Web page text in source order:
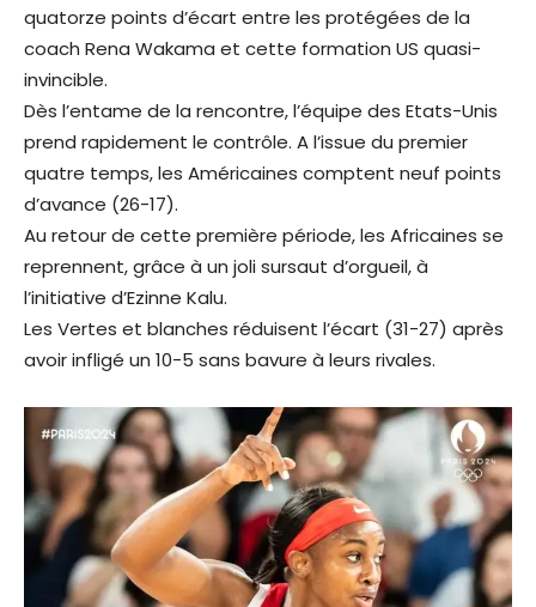
quatorze points d’écart entre les protégées de la
coach Rena Wakama et cette formation US quasi-
invincible.
Dès l’entame de la rencontre, l’équipe des Etats-Unis
prend rapidement le contrôle. A l’issue du premier
quatre temps, les Américaines comptent neuf points
d’avance (26-17).
Au retour de cette première période, les Africaines se
reprennent, grâce à un joli sursaut d’orgueil, à
l’initiative d’Ezinne Kalu.
Les Vertes et blanches réduisent l’écart (31-27) après
avoir infligé un 10-5 sans bavure à leurs rivales.